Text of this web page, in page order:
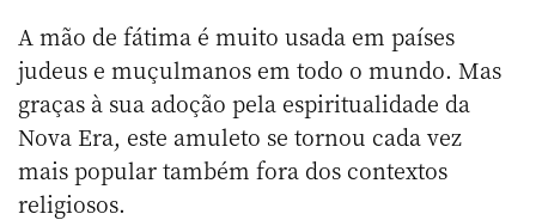
A mão de fátima é muito usada em países
judeus e muçulmanos em todo o mundo. Mas
graças à sua adoção pela espiritualidade da
Nova Era, este amuleto se tornou cada vez
mais popular também fora dos contextos
religiosos.